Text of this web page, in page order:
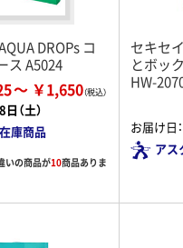
DROPs コ
ス A5024
￥1,650
（土）
庫商品
いの商品が10商品ありま
セキセ
とボッ
HW-
お届け日：
アス